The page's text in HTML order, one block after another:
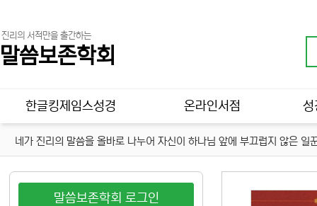
진리의 서적만을 출간하는
말씀보존학회
메인 메뉴
한글킹제임스성경 온라인서점 성
네가 진리의 말씀을 올바로 나누어 자신이 하나님 앞에 부끄럽지 않은
말씀보존학회 로그인